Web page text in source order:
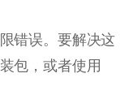
错误。要解决这
包，或者使用